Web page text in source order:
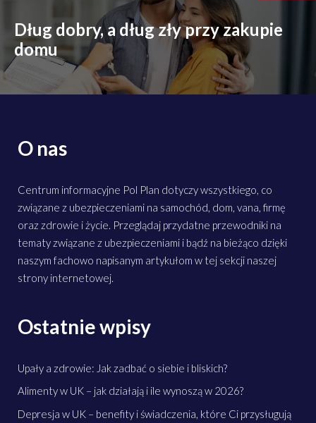
Dług dobry, a dług zły przy zakupie
domu
O nas
Centrum informacyjne Pol Plan dotyczy wszystkiego, co
związane z ubezpieczeniami na samochód, dom, vana, firmę
oraz zdrowie i życie. Przeglądaj przydatne przewodniki na
tematy związane z ubezpieczeniami i bądź na bieżąco dzięki
naszym fachowo napisanym artykułom w tej sekcji naszej
strony internetowej.
Ostatnie wpisy
Upały a zdrowie: Jak zadbać o siebie i bliskich?
Alimenty w UK – jak działają i ile wynoszą w 2026?
Depresja w UK – benefity i świadczenia, które Ci przysługują